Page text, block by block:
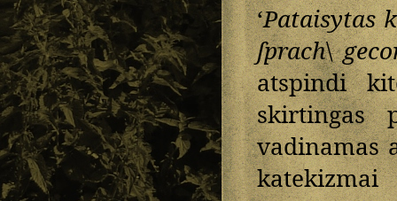
‘Pataisytas
ſprach\
atspindi
skirtingas
vadinamas